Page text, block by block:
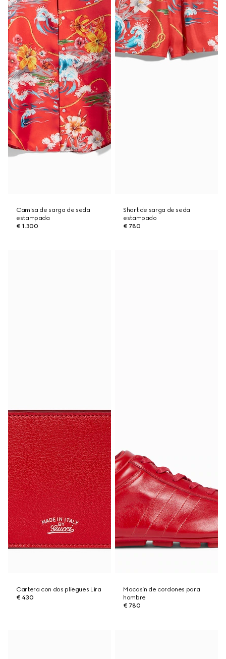
Camisa de sarga de seda
estampada
€ 1.300
Short de sarga de seda
estampado
€ 780
Cartera con dos pliegues Lira
€ 430
Mocasín de cordones para
hombre
€ 780